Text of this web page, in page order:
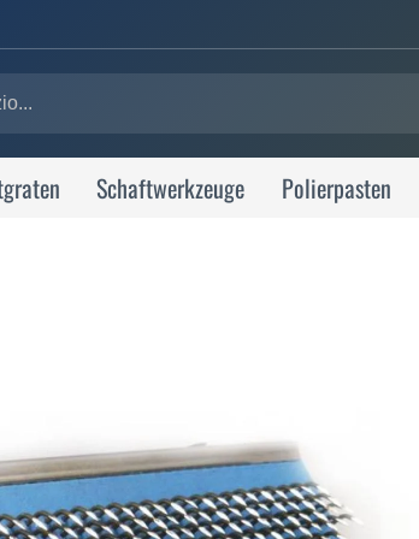
Schaftwerkzeuge Polierpasten